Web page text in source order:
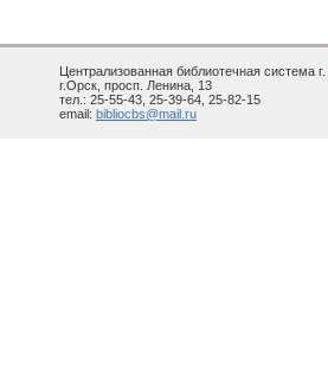
Централизованная библиотечная система
г.Орск, просп. Ленина, 13
тел.: 25-55-43, 25-39-64, 25-82-15
email: bibliocbs@mail.ru